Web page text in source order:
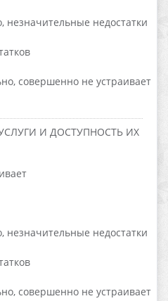
незначительные недостатки
совершенно не устраивает
И ДОСТУПНОСТЬ ИХ
незначительные недостатки
совершенно не устраивает